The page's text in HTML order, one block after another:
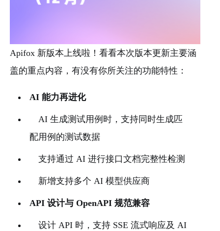
Apifox 新版本上线啦！看看本次版本更新主要涵
盖的重点内容，有没有你所关注的功能特性：
AI 能力再进化
AI 生成测试用例时，支持同时生成匹
配用例的测试数据
支持通过 AI 进行接口文档完整性检测
新增支持多个 AI 模型供应商
API 设计与 OpenAPI 规范兼容
设计 API 时，支持 SSE 流式响应及 AI